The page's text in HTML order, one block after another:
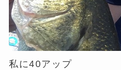
私に40アップ